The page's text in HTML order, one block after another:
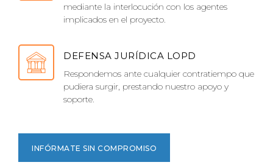
mediante la interlocución con los agentes
implicados en el proyecto.
DEFENSA JURÍDICA LOPD
Respondemos ante cualquier contratiempo que
pudiera surgir, prestando nuestro apoyo y
soporte.
INFÓRMATE SIN COMPROMISO